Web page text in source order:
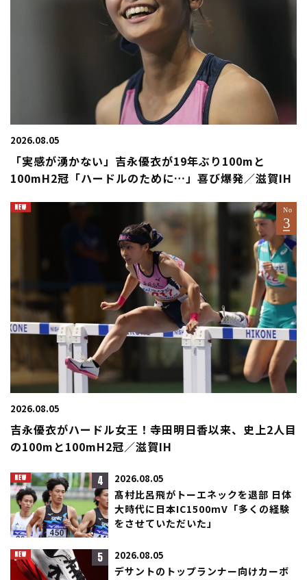
2026.08.05
「実感が湧かない」吉永優衣が19年ぶり100mと
100mH2冠「ハードルのために…」喜び爆発／滋賀IH
2026.08.05
吉永優衣がハードル女王！寺田明日香以来、史上2人目
の100mと100mH2冠／滋賀IH
4 2026.08.05
髙村比呂飛がトーエネックを退部 日体
大時代に日本IC1500mV「多くの経験
をさせていただいた」
5 2026.08.05
デサントのトップランナー向けカーボ